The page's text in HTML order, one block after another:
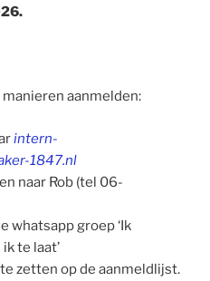
aanmelden:
intern-
1847.nl
naar Rob (tel 06-
whatsapp groep ‘Ik
te laat’
zetten op de aanmeldlijst.